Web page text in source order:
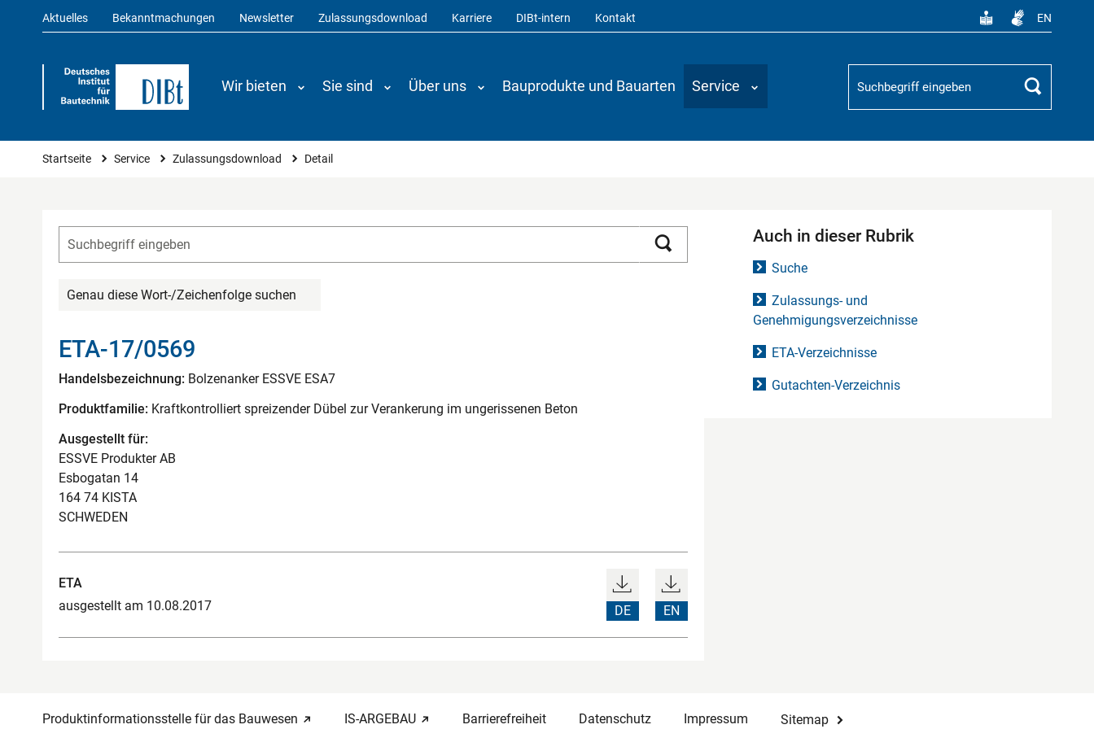
Aktuelles Bekanntmachungen Newsletter Zulassungsdownload Karriere DIBt-intern Kontakt EN
Wir bieten Sie sind Über uns Bauprodukte und Bauarten Service
Suchbegriff
Suchen
Sie sind hier
Startseite Service Zulassungsdownload Detail
Genau diese Wort-/Zeichenfolge suchen
ETA-17/0569
Handelsbezeichnung: Bolzenanker ESSVE ESA7
Produktfamilie: Kraftkontrolliert spreizender Dübel zur Verankerung im ungerissenen Beton
Ausgestellt für:
ESSVE Produkter AB
Esbogatan 14
164 74 KISTA
SCHWEDEN
ETA
ausgestellt am 10.08.2017
DE EN
Auch in dieser Rubrik
Suche
Zulassungs- und
Genehmigungsverzeichnisse
ETA-Verzeichnisse
Gutachten-Verzeichnis
Produktinformationsstelle für das Bauwesen IS-ARGEBAU Barrierefreiheit Datenschutz Impressum Sitemap